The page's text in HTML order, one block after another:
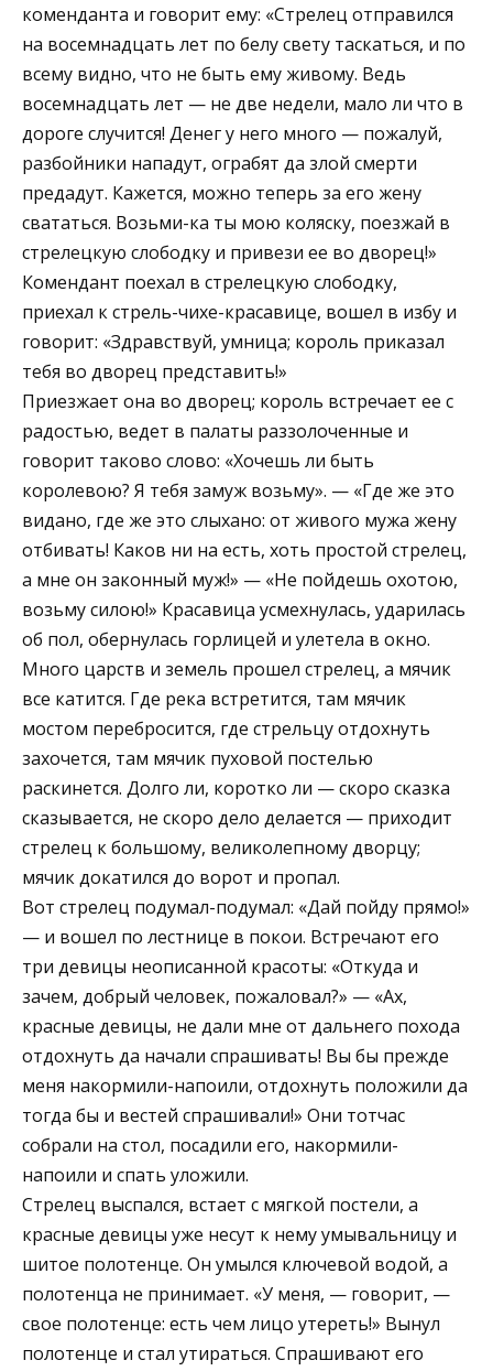
коменданта и говорит ему: «Стрелец отправился
на восемнадцать лет по белу свету таскаться, и по
всему видно, что не быть ему живому. Ведь
восемнадцать лет — не две недели, мало ли что в
дороге случится! Денег у него много — пожалуй,
разбойники нападут, ограбят да злой смерти
предадут. Кажется, можно теперь за его жену
свататься. Возьми-ка ты мою коляску, поезжай в
стрелецкую слободку и привези ее во дворец!»
Комендант поехал в стрелецкую слободку,
приехал к стрель-чихе-красавице, вошел в избу и
говорит: «Здравствуй, умница; король приказал
тебя во дворец представить!»
Приезжает она во дворец; король встречает ее с
радостью, ведет в палаты раззолоченные и
говорит таково слово: «Хочешь ли быть
королевою? Я тебя замуж возьму». — «Где же это
видано, где же это слыхано: от живого мужа жену
отбивать! Каков ни на есть, хоть простой стрелец,
а мне он законный муж!» — «Не пойдешь охотою,
возьму силою!» Красавица усмехнулась, ударилась
об пол, обернулась горлицей и улетела в окно.
Много царств и земель прошел стрелец, а мячик
все катится. Где река встретится, там мячик
мостом перебросится, где стрельцу отдохнуть
захочется, там мячик пуховой постелью
раскинется. Долго ли, коротко ли — скоро сказка
сказывается, не скоро дело делается — приходит
стрелец к большому, великолепному дворцу;
мячик докатился до ворот и пропал.
Вот стрелец подумал-подумал: «Дай пойду прямо!»
— и вошел по лестнице в покои. Встречают его
три девицы неописанной красоты: «Откуда и
зачем, добрый человек, пожаловал?» — «Ах,
красные девицы, не дали мне от дальнего похода
отдохнуть да начали спрашивать! Вы бы прежде
меня накормили-напоили, отдохнуть положили да
тогда бы и вестей спрашивали!» Они тотчас
собрали на стол, посадили его, накормили-
напоили и спать уложили.
Стрелец выспался, встает с мягкой постели, а
красные девицы уже несут к нему умывальницу и
шитое полотенце. Он умылся ключевой водой, а
полотенца не принимает. «У меня, — говорит, —
свое полотенце: есть чем лицо утереть!» Вынул
полотенце и стал утираться. Спрашивают его